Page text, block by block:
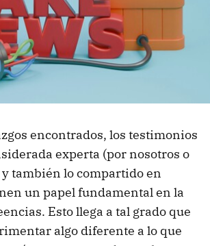
encontrados, los testimonios
experta (por nosotros o
también lo compartido en
un papel fundamental en la
Esto llega a tal grado que
algo diferente a lo que